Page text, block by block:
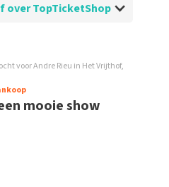
over TopTicketShop
tickets binnen. Alles keurig
vooraf aan het
voor Andre Rieu in Het Vrijthof,
mooie show